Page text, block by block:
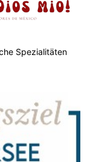
Spezialitäten